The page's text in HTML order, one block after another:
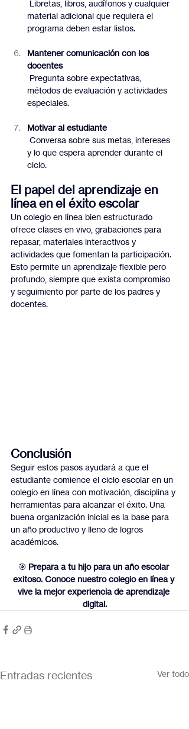
material adicional que requiera el
programa deben estar listos.
Mantener comunicación con los
docentes
métodos de evaluación y actividades
especiales.
Motivar al estudiante
y lo que espera aprender durante el
ciclo.
El papel del aprendizaje en
línea en el éxito escolar
Un colegio en línea bien estructurado
ofrece clases en vivo, grabaciones para
repasar, materiales interactivos y
actividades que fomentan la participación.
Esto permite un aprendizaje flexible pero
profundo, siempre que exista compromiso
y seguimiento por parte de los padres y
docentes.
Conclusión
Seguir estos pasos ayudará a que el
estudiante comience el ciclo escolar en un
colegio en línea con motivación, disciplina y
herramientas para alcanzar el éxito. Una
buena organización inicial es la base para
un año productivo y lleno de logros
académicos.
🎯 Prepara a tu hijo para un año escolar
exitoso. Conoce nuestro colegio en línea y
vive la mejor experiencia de aprendizaje
digital.
Entradas recientes Ver todo